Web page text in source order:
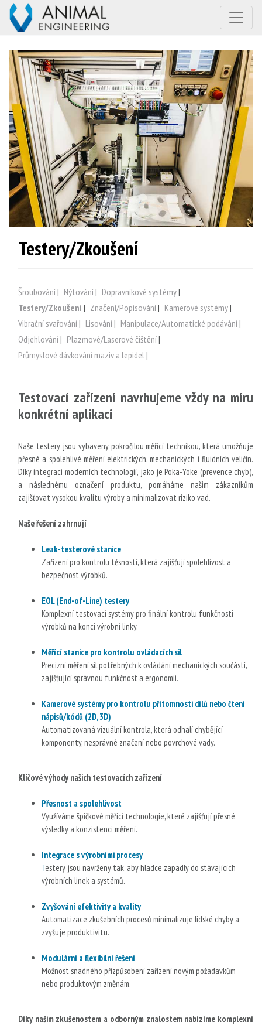
Testery/Zkoušení
Šroubování| Nýtování| Dopravníkové systémy|
Testery/Zkoušení| Značení/Popisování| Kamerové systémy|
Vibrační svařování| Lisování| Manipulace/Automatické podávání|
Odjehlování| Plazmové/Laserové čištění|
Průmyslové dávkování maziv a lepidel |
Testovací zařízení navrhujeme vždy na míru
konkrétní aplikaci
Naše testery jsou vybaveny pokročilou měřicí technikou, která umožňuje
přesné a spolehlivé měření elektrických, mechanických i fluidních veličin.
Díky integraci moderních technologií, jako je Poka-Yoke (prevence chyb),
a následnému označení produktu, pomáháme našim zákazníkům
zajišťovat vysokou kvalitu výroby a minimalizovat riziko vad.
Naše řešení zahrnují
Leak-testerové stanice
Zařízení pro kontrolu těsnosti, která zajišťují spolehlivost a
bezpečnost výrobků.
EOL (End-of-Line) testery
Komplexní testovací systémy pro finální kontrolu funkčnosti
výrobků na konci výrobní linky.
Měřící stanice pro kontrolu ovládacích sil
Precizní měření sil potřebných k ovládání mechanických součástí,
zajišťující správnou funkčnost a ergonomii.
Kamerové systémy pro kontrolu přítomnosti dílů nebo čtení
nápisů/kódů (2D, 3D)
Automatizovaná vizuální kontrola, která odhalí chybějící
komponenty, nesprávné značení nebo povrchové vady.
Klíčové výhody našich testovacích zařízení
Přesnost a spolehlivost
Využíváme špičkové měřicí technologie, které zajišťují přesné
výsledky a konzistenci měření.
Integrace s výrobními procesy
Testery jsou navrženy tak, aby hladce zapadly do stávajících
výrobních linek a systémů.
Zvyšování efektivity a kvality
Automatizace zkušebních procesů minimalizuje lidské chyby a
zvyšuje produktivitu.
Modulární a flexibilní řešení
Možnost snadného přizpůsobení zařízení novým požadavkům
nebo produktovým změnám.
Díky našim zkušenostem a odborným znalostem nabízíme komplexní